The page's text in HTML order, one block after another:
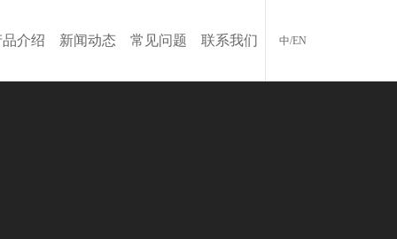
介绍 新闻动态 常见问题 联系我们 中/EN